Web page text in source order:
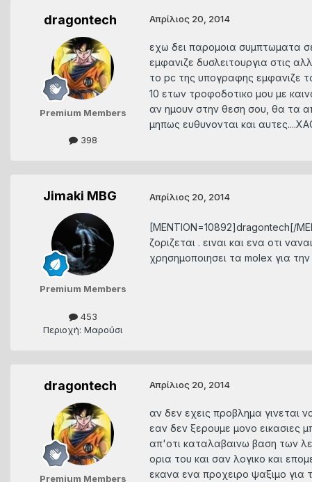
dragontech
Premium Members
398
Απρίλιος 20, 2014
εχω δει παρομοια συμπτωματα
εμφανιζε δυσλειτουργια στις
το pc της υπογραφης εμφανιζε
10 ετων τροφοδοτικο μου με
αν ημουν στην θεση σου, θα τα
μηπως ευθυνονται και
Jimaki MBG
Premium Members
453
Περιοχή: Μαρούσι
Απρίλιος 20, 2014
[MENTION=10892]dragontech[/
ζοριζεται . ειναι και ενα οτι
χρησημοποιησει τα molex για
dragontech
Premium Members
Απρίλιος 20, 2014
αν δεν εχεις προβλημα γινεται
εαν δεν ξερουμε μονο εικασιες
απ'οτι καταλαβαινω βαση των
ορια του και σαν λογικο και
εκανα ενα προχειρο ψαξιμο για